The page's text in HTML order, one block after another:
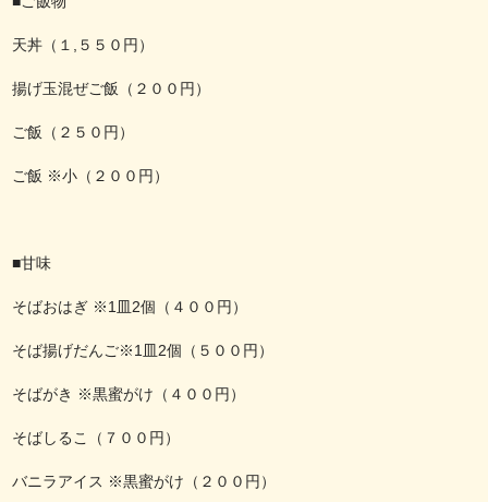
天丼（１,５５０円）
揚げ玉混ぜご飯（２００円）
ご飯（２５０円）
ご飯 ※小（２００円）
■甘味
そばおはぎ ※1皿2個（４００円）
そば揚げだんご※1皿2個（５００円）
そばがき ※黒蜜がけ（４００円）
そばしるこ（７００円）
バニラアイス ※黒蜜がけ（２００円）